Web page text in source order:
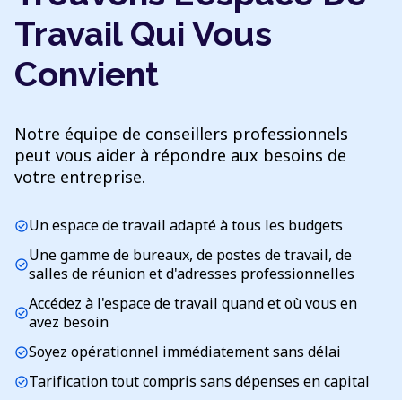
Travail Qui Vous
Convient
Notre équipe de conseillers professionnels
peut vous aider à répondre aux besoins de
votre entreprise.
check_circleUn espace de travail adapté à tous les budgets
check_circleUne gamme de bureaux, de postes de travail, de
salles de réunion et d'adresses professionnelles
check_circleAccédez à l'espace de travail quand et où vous en
avez besoin
check_circleSoyez opérationnel immédiatement sans délai
check_circleTarification tout compris sans dépenses en capital